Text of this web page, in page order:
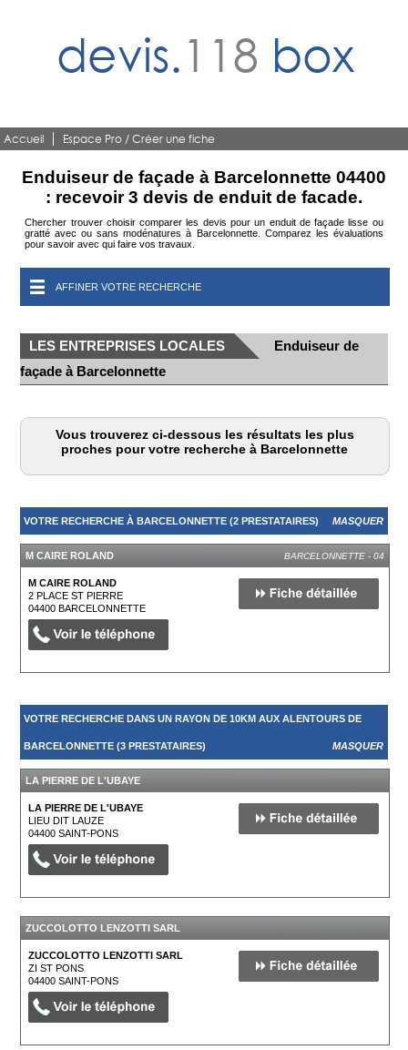
devis.118 box
Accueil Espace Pro / Créer une fiche
Enduiseur de façade à Barcelonnette 04400
: recevoir 3 devis de enduit de facade.
Chercher trouver choisir comparer les devis pour un enduit de façade lisse ou
gratté avec ou sans modénatures à Barcelonnette. Comparez les évaluations
pour savoir avec qui faire vos travaux.
AFFINER VOTRE RECHERCHE
LES ENTREPRISES LOCALES
Enduiseur de
façade à Barcelonnette
Vous trouverez ci-dessous les résultats les plus
proches pour votre recherche à Barcelonnette
VOTRE RECHERCHE À BARCELONNETTE (2 PRESTATAIRES) MASQUER
M CAIRE ROLAND BARCELONNETTE - 04
M CAIRE ROLAND
2 PLACE ST PIERRE
04400BARCELONNETTE
VOTRE RECHERCHE DANS UN RAYON DE 10KM AUX ALENTOURS DE
BARCELONNETTE (3 PRESTATAIRES) MASQUER
LA PIERRE DE L'UBAYE
LA PIERRE DE L'UBAYE
LIEU DIT LAUZE
04400SAINT-PONS
ZUCCOLOTTO LENZOTTI SARL
ZUCCOLOTTO LENZOTTI SARL
ZI ST PONS
04400SAINT-PONS